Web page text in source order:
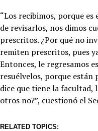
“Los recibimos, porque
de revisarlos, nos dimos
prescritos. ¿Por qué no
remiten prescritos, pues
Entonces, le regresamos
resuélvelos, porque
dice que tiene la facultad,
otros no?”, cuestionó el
RELATED TOPICS: